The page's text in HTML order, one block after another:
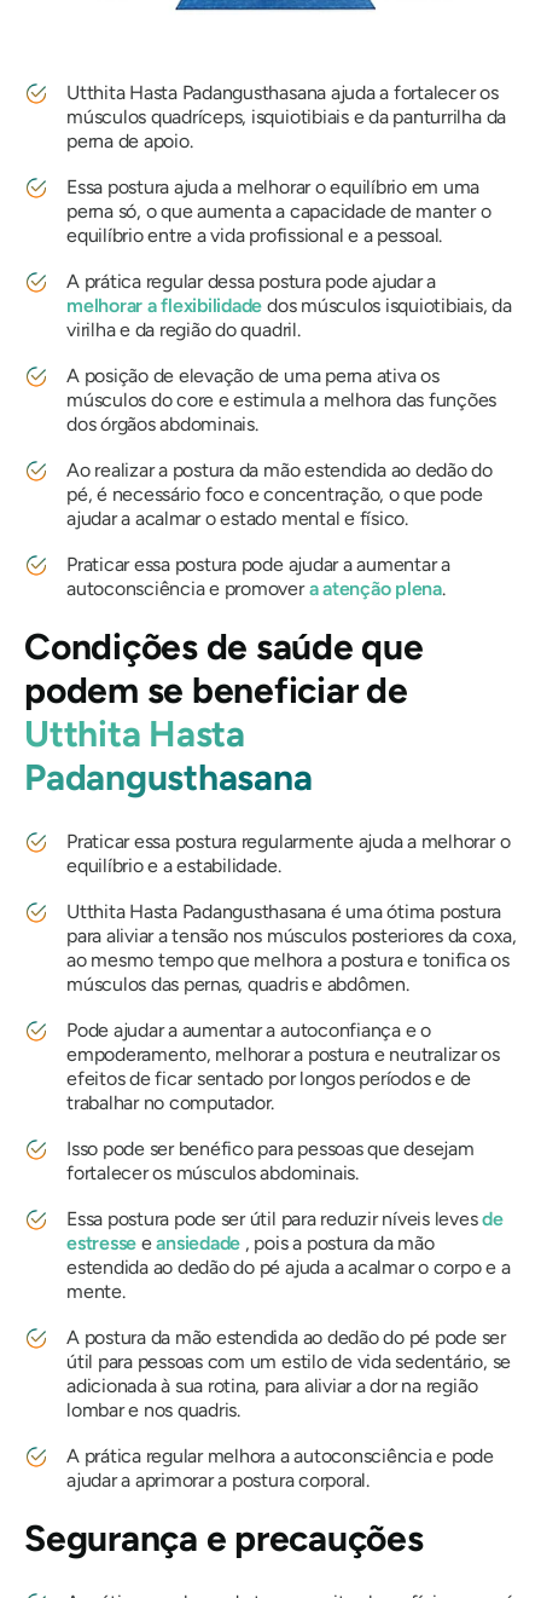
Utthita Hasta Padangusthasana ajuda a fortalecer os
músculos quadríceps, isquiotibiais e da panturrilha da
perna de apoio.
Essa postura ajuda a melhorar o equilíbrio em uma
perna só, o que aumenta a capacidade de manter o
equilíbrio entre a vida profissional e a pessoal.
A prática regular dessa postura pode ajudar a
melhorar a flexibilidade dos músculos isquiotibiais, da
virilha e da região do quadril.
A posição de elevação de uma perna ativa os
músculos do core e estimula a melhora das funções
dos órgãos abdominais.
Ao realizar a postura da mão estendida ao dedão do
pé, é necessário foco e concentração, o que pode
ajudar a acalmar o estado mental e físico.
Praticar essa postura pode ajudar a aumentar a
autoconsciência e promovera atenção plena.
Condições de saúde que
podem se beneficiar de
Utthita Hasta
Padangusthasana
Praticar essa postura regularmente ajuda a melhorar o
equilíbrio e a estabilidade.
Utthita Hasta Padangusthasana é uma ótima postura
para aliviar a tensão nos músculos posteriores da coxa,
ao mesmo tempo que melhora a postura e tonifica os
músculos das pernas, quadris e abdômen.
Pode ajudar a aumentar a autoconfiança e o
empoderamento, melhorar a postura e neutralizar os
efeitos de ficar sentado por longos períodos e de
trabalhar no computador.
Isso pode ser benéfico para pessoas que desejam
fortalecer os músculos abdominais.
Essa postura pode ser útil para reduzir níveis levesde
estresse eansiedade , pois a postura da mão
estendida ao dedão do pé ajuda a acalmar o corpo e a
mente.
A postura da mão estendida ao dedão do pé pode ser
útil para pessoas com um estilo de vida sedentário, se
adicionada à sua rotina, para aliviar a dor na região
lombar e nos quadris.
A prática regular melhora a autoconsciência e pode
ajudar a aprimorar a postura corporal.
Segurança e precauções